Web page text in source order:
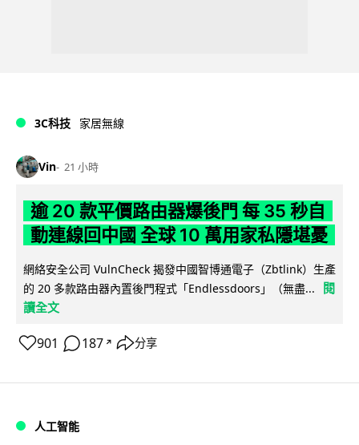
3C科技 家居無線
Vin 21 小時
逾 20 款平價路由器爆後門 每 35 秒自
動連線回中國 全球 10 萬用家私隱堪憂
網絡安全公司 VulnCheck 揭發中國智博通電子（Zbtlink）生產
的 20 多款路由器內置後門程式「Endlessdoors」（無盡...
閱
讀全文
901 187 ↗ 分享
人工智能